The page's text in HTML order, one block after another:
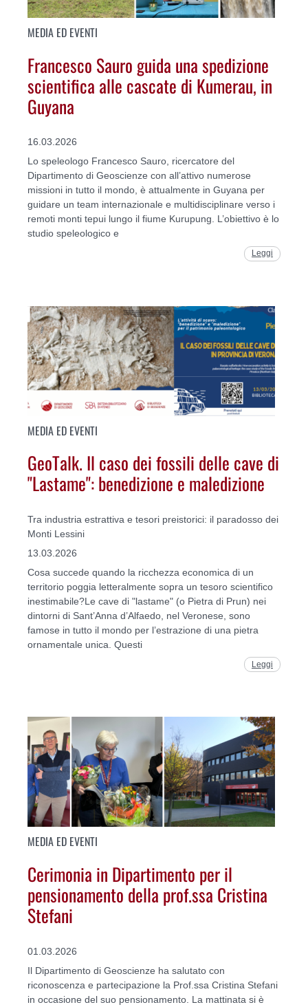
MEDIA ED EVENTI
Francesco Sauro guida una spedizione
scientifica alle cascate di Kumerau, in
Guyana
16.03.2026
Lo speleologo Francesco Sauro, ricercatore del
Dipartimento di Geoscienze con all’attivo numerose
missioni in tutto il mondo, è attualmente in Guyana per
guidare un team internazionale e multidisciplinare verso i
remoti monti tepui lungo il fiume Kurupung. L’obiettivo è lo
studio speleologico e
Leggi
MEDIA ED EVENTI
GeoTalk. Il caso dei fossili delle cave di
"Lastame": benedizione e maledizione
Tra industria estrattiva e tesori preistorici: il paradosso dei
Monti Lessini
13.03.2026
Cosa succede quando la ricchezza economica di un
territorio poggia letteralmente sopra un tesoro scientifico
inestimabile?Le cave di "lastame" (o Pietra di Prun) nei
dintorni di Sant’Anna d’Alfaedo, nel Veronese, sono
famose in tutto il mondo per l’estrazione di una pietra
ornamentale unica. Questi
Leggi
MEDIA ED EVENTI
Cerimonia in Dipartimento per il
pensionamento della prof.ssa Cristina
Stefani
01.03.2026
Il Dipartimento di Geoscienze ha salutato con
riconoscenza e partecipazione la Prof.ssa Cristina Stefani
in occasione del suo pensionamento. La mattinata si è